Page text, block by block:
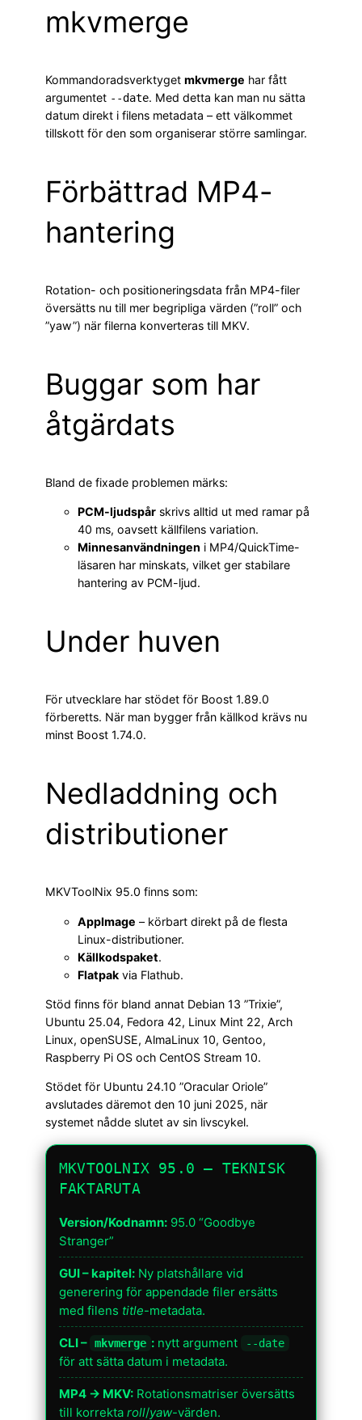
mkvmerge
Kommandoradsverktyget mkvmerge har fått
argumentet --date. Med detta kan man nu sätta
datum direkt i filens metadata – ett välkommet
tillskott för den som organiserar större samlingar.
Förbättrad MP4-
hantering
Rotation- och positioneringsdata från MP4-filer
översätts nu till mer begripliga värden (”roll” och
”yaw”) när filerna konverteras till MKV.
Buggar som har
åtgärdats
Bland de fixade problemen märks:
PCM-ljudspår skrivs alltid ut med ramar på
40 ms, oavsett källfilens variation.
Minnesanvändningen i MP4/QuickTime-
läsaren har minskats, vilket ger stabilare
hantering av PCM-ljud.
Under huven
För utvecklare har stödet för Boost 1.89.0
förberetts. När man bygger från källkod krävs nu
minst Boost 1.74.0.
Nedladdning och
distributioner
MKVToolNix 95.0 finns som:
AppImage – körbart direkt på de flesta
Linux-distributioner.
Källkodspaket.
Flatpak via Flathub.
Stöd finns för bland annat Debian 13 ”Trixie”,
Ubuntu 25.04, Fedora 42, Linux Mint 22, Arch
Linux, openSUSE, AlmaLinux 10, Gentoo,
Raspberry Pi OS och CentOS Stream 10.
Stödet för Ubuntu 24.10 ”Oracular Oriole”
avslutades däremot den 10 juni 2025, när
systemet nådde slutet av sin livscykel.
MKVTOOLNIX 95.0 — TEKNISK
FAKTARUTA
Version/Kodnamn: 95.0 “Goodbye
Stranger”
GUI – kapitel: Ny platshållare vid
generering för appendade filer ersätts
med filens title-metadata.
CLI – mkvmerge : nytt argument --date
för att sätta datum i metadata.
MP4 → MKV: Rotationsmatriser översätts
till korrekta roll/yaw-värden.